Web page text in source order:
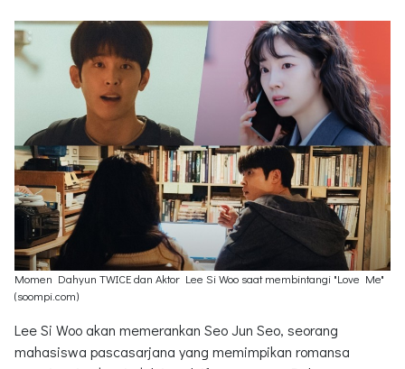
Momen Dahyun TWICE dan Aktor Lee Si Woo saat membintangi "Love Me"
(soompi.com)
Lee Si Woo akan memerankan Seo Jun Seo, seorang
mahasiswa pascasarjana yang memimpikan romansa